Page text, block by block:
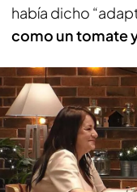
había dicho
como un tomate